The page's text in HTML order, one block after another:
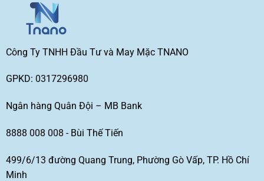
Công Ty TNHH Đầu Tư và May Mặc TNANO
GPKD: 0317296980
Ngân hàng Quân Đội – MB Bank
8888 008 008 - Bùi Thế Tiến
499/6/13 đường Quang Trung, Phường Gò Vấp, TP. Hồ Chí
Minh